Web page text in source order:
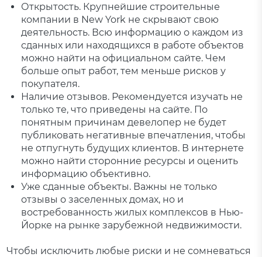
Открытость. Крупнейшие строительные
компании в New York не скрывают свою
деятельность. Всю информацию о каждом из
сданных или находящихся в работе объектов
можно найти на официальном сайте. Чем
больше опыт работ, тем меньше рисков у
покупателя.
Наличие отзывов. Рекомендуется изучать не
только те, что приведены на сайте. По
понятным причинам девелопер не будет
публиковать негативные впечатления, чтобы
не отпугнуть будущих клиентов. В интернете
можно найти сторонние ресурсы и оценить
информацию объективно.
Уже сданные объекты. Важны не только
отзывы о заселенных домах, но и
востребованность жилых комплексов в Нью-
Йорке на рынке зарубежной недвижимости.
Чтобы исключить любые риски и не сомневаться